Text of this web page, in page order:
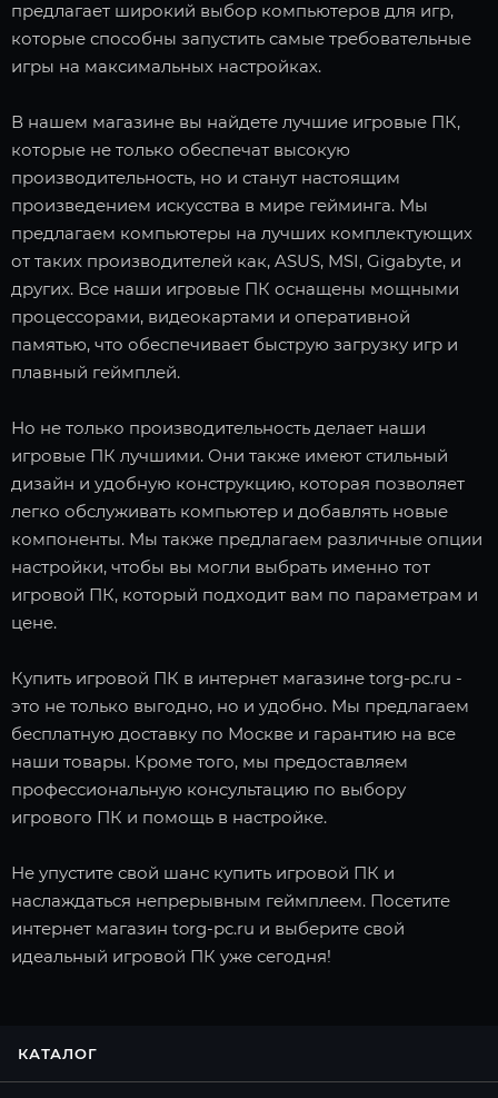
предлагает широкий выбор компьютеров для игр,
которые способны запустить самые требовательные
игры на максимальных настройках.
В нашем магазине вы найдете лучшие игровые ПК,
которые не только обеспечат высокую
производительность, но и станут настоящим
произведением искусства в мире гейминга. Мы
предлагаем компьютеры на лучших комплектующих
от таких производителей как, ASUS, MSI, Gigabyte, и
других. Все наши игровые ПК оснащены мощными
процессорами, видеокартами и оперативной
памятью, что обеспечивает быструю загрузку игр и
плавный геймплей.
Но не только производительность делает наши
игровые ПК лучшими. Они также имеют стильный
дизайн и удобную конструкцию, которая позволяет
легко обслуживать компьютер и добавлять новые
компоненты. Мы также предлагаем различные опции
настройки, чтобы вы могли выбрать именно тот
игровой ПК, который подходит вам по параметрам и
цене.
Купить игровой ПК в интернет магазине torg-pc.ru -
это не только выгодно, но и удобно. Мы предлагаем
бесплатную доставку по Москве и гарантию на все
наши товары. Кроме того, мы предоставляем
профессиональную консультацию по выбору
игрового ПК и помощь в настройке.
Не упустите свой шанс купить игровой ПК и
наслаждаться непрерывным геймплеем. Посетите
интернет магазин torg-pc.ru и выберите свой
идеальный игровой ПК уже сегодня!
КАТАЛОГ